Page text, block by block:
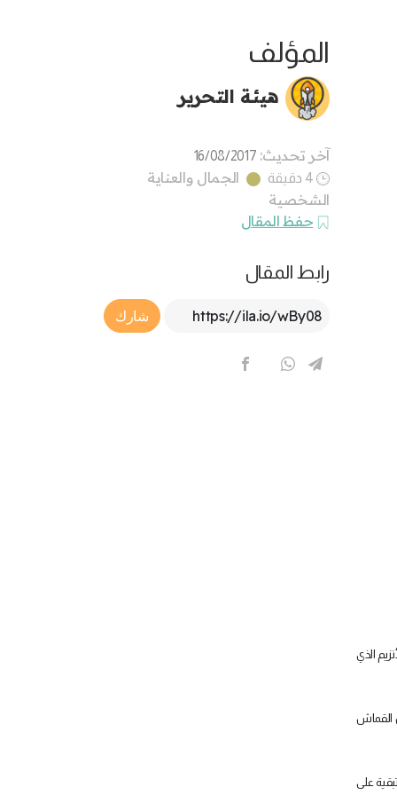
المؤلف
هيئة التحرير
آخر تحديث: 16/08/2017
4 دقيقة
الجمال والعناية
الشخصية
حفظ المقال
رابط المقال
Article Link
شارك
الذي
القماش
النشوية المتبقية على